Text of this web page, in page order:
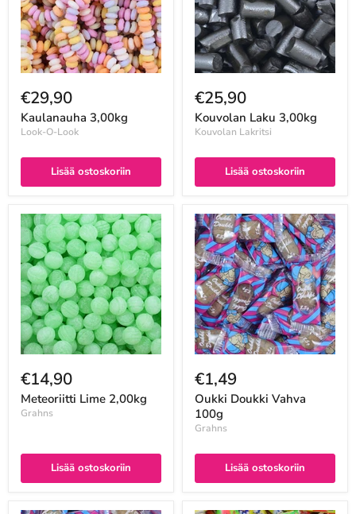
€29,90
Kaulanauha 3,00kg
Look-O-Look
Lisää ostoskoriin
€25,90
Kouvolan Laku 3,00kg
Kouvolan Lakritsi
Lisää ostoskoriin
€14,90
Meteoriitti Lime 2,00kg
Grahns
Lisää ostoskoriin
€1,49
Oukki Doukki Vahva
100g
Grahns
Lisää ostoskoriin